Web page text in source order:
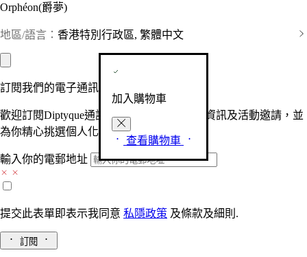
Orphéon(爵夢)
地區/語言： 香港特別行政區, 繁體中文
加入購物車
查看購物車
訂閱我們的電子通訊
歡迎訂閱Diptyque通訊，接收品牌最新產品資訊及活動邀請，並
為你精心挑選個人化的驚喜及禮物。
輸入你的電郵地址
提交此表單即表示我同意 私隱政策 及條款及細則.
訂閱